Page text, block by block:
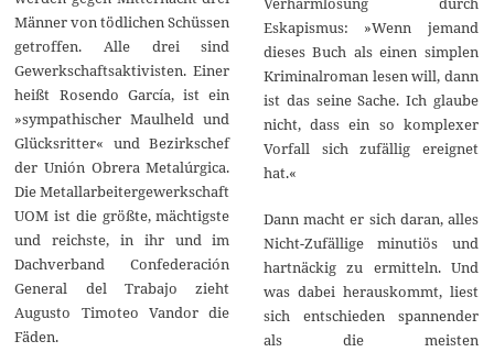
Männer von tödlichen Schüssen
getroffen. Alle drei sind
Gewerkschaftsaktivisten. Einer
heißt Rosendo García, ist ein
»sympathischer Maulheld und
Glücksritter« und Bezirkschef
der Unión Obrera Metalúrgica.
Die Metallarbeitergewerkschaft
UOM ist die größte, mächtigste
und reichste, in ihr und im
Dachverband Confederación
General del Trabajo zieht
Augusto Timoteo Vandor die
Fäden.
Eskapismus: »Wenn jemand
dieses Buch als einen simplen
Kriminalroman lesen will, dann
ist das seine Sache. Ich glaube
nicht, dass ein so komplexer
Vorfall sich zufällig ereignet
hat.«
Dann macht er sich daran, alles
Nicht-Zufällige minutiös und
hartnäckig zu ermitteln. Und
was dabei herauskommt, liest
sich entschieden spannender
als die meisten